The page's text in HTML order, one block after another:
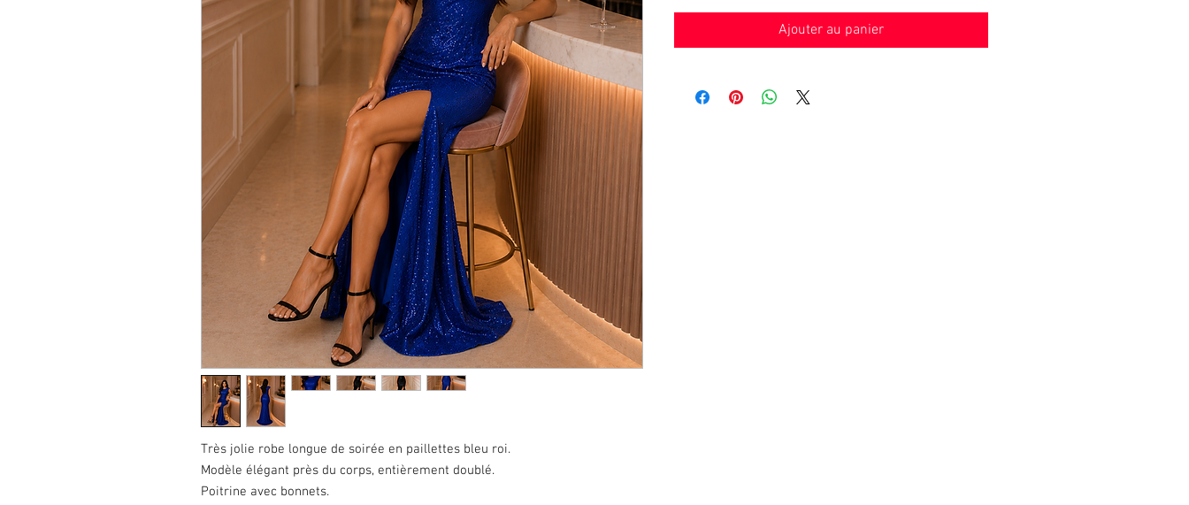
Très jolie robe longue de soirée en paillettes bleu roi.
Modèle élégant près du corps, entièrement doublé.
Poitrine avec bonnets.
Ajouter au panier